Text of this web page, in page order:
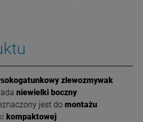
zlewozmywak
niewielki boczny
jest do montażu
kompaktowej